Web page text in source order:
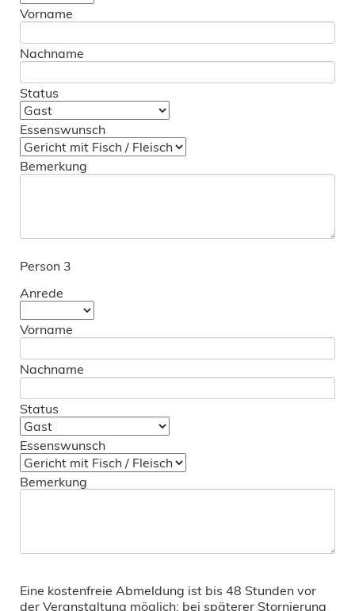
Vorname
Nachname
Status
Essenswunsch
Bemerkung
Person 3
Anrede
Vorname
Nachname
Status
Essenswunsch
Bemerkung
Eine kostenfreie Abmeldung ist bis 48 Stunden vor
der Veranstaltung möglich; bei späterer Stornierung